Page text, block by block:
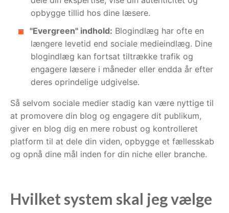
opbygge tillid hos dine læsere.
"Evergreen" indhold: Blogindlæg har ofte en
længere levetid end sociale medieindlæg. Dine
blogindlæg kan fortsat tiltrække trafik og
engagere læsere i måneder eller endda år efter
deres oprindelige udgivelse.
Så selvom sociale medier stadig kan være nyttige til
at promovere din blog og engagere dit publikum,
giver en blog dig en mere robust og kontrolleret
platform til at dele din viden, opbygge et fællesskab
og opnå dine mål inden for din niche eller branche.
Hvilket system skal jeg vælge